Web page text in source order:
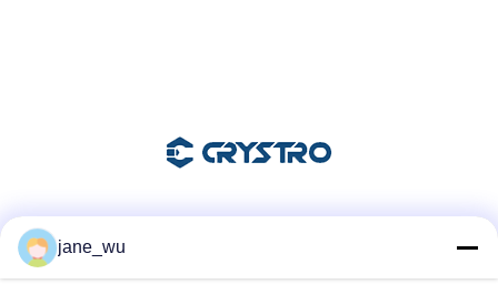
jane_wu